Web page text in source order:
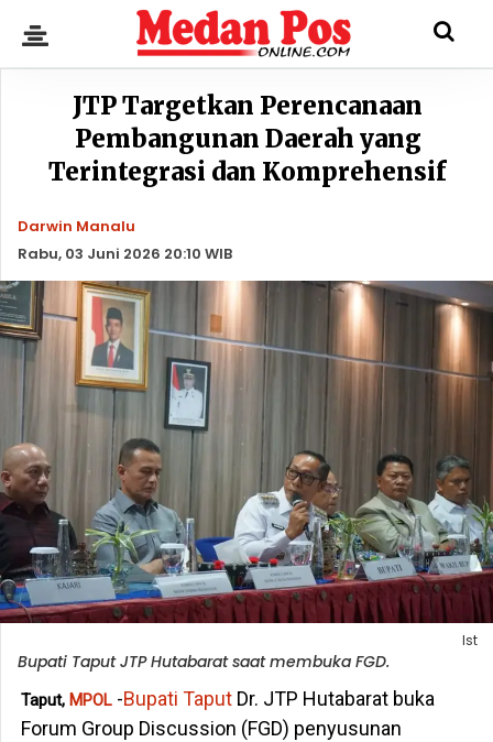
JTP Targetkan Perencanaan
Pembangunan Daerah yang
Terintegrasi dan Komprehensif
Darwin Manalu
Rabu, 03 Juni 2026 20:10 WIB
Ist
Bupati Taput JTP Hutabarat saat membuka FGD.
Taput, MPOL-Bupati TaputDr. JTP Hutabarat buka
Forum Group Discussion (FGD) penyusunan